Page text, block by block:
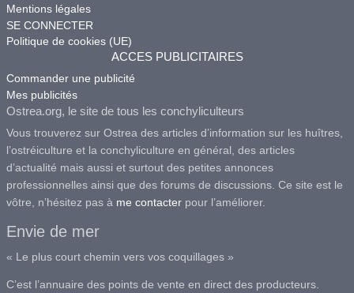
Mentions légales
SE CONNECTER
Politique de cookies (UE)
ACCES PUBLICITAIRES
Commander une publicité
Mes publicités
Ostrea.org, le site de tous les conchyliculteurs
Vous trouverez sur Ostrea des articles d’information sur les huîtres,
l’ostréiculture et la conchyliculture en général, des articles
d’actualité mais aussi et surtout des petites annonces
professionnelles ainsi que des forums de discussions. Ce site est le
vôtre, n’hésitez pas à me contacter pour l’améliorer.
Envie de mer
« Le plus court chemin vers vos coquillages »
C’est l’annuaire des points de vente en direct des producteurs.